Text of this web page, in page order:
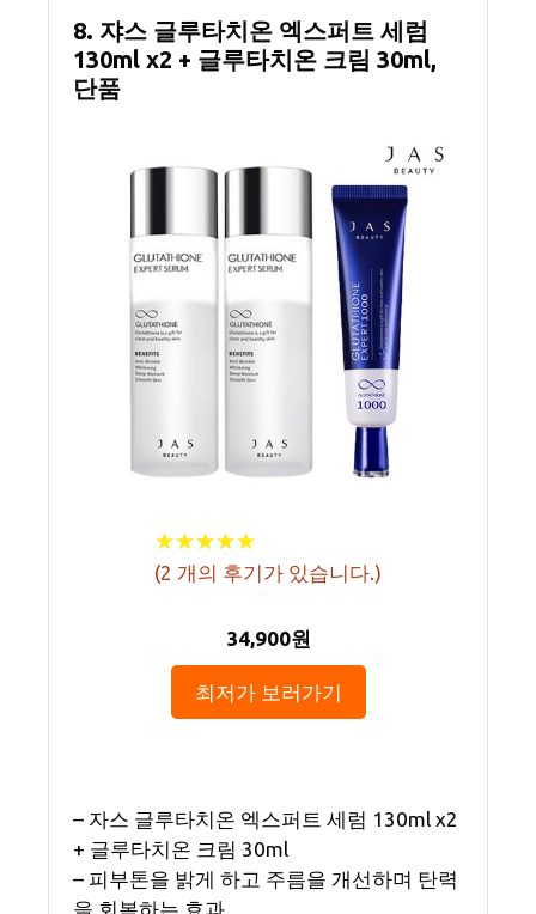
8. 쟈스 글루타치온 엑스퍼트 세럼
130ml x2 + 글루타치온 크림 30ml,
단품
★★★★★
★★★★★
(2 개의 후기가 있습니다.)
34,900원
최저가 보러가기
– 자스 글루타치온 엑스퍼트 세럼 130ml x2
+ 글루타치온 크림 30ml
– 피부톤을 밝게 하고 주름을 개선하며 탄력
을 회복하는 효과